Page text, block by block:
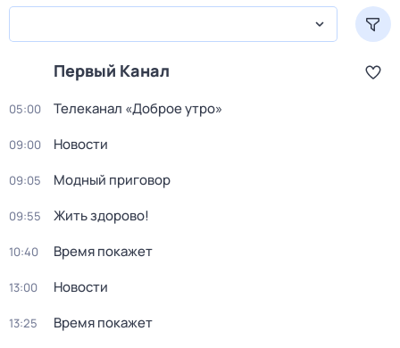
Первый Канал
05:00 Телеканал «Доброе утро»
09:00 Новости
09:05 Модный приговор
09:55 Жить здорово!
10:40 Время покажет
13:00 Новости
13:25 Время покажет